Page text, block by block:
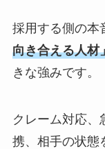
採用する側の本
向き合える人材
きな強みです。
クレーム対応、
携、相手の状態